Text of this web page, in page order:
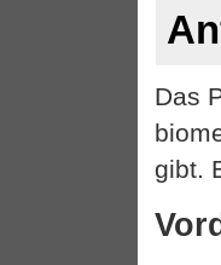
Das
gibt.